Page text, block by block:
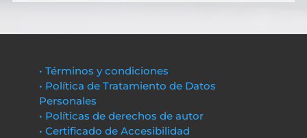
• Términos y condiciones
• Política de Tratamiento de Datos
Personales
• Políticas de derechos de autor
• Certificado de Accesibilidad